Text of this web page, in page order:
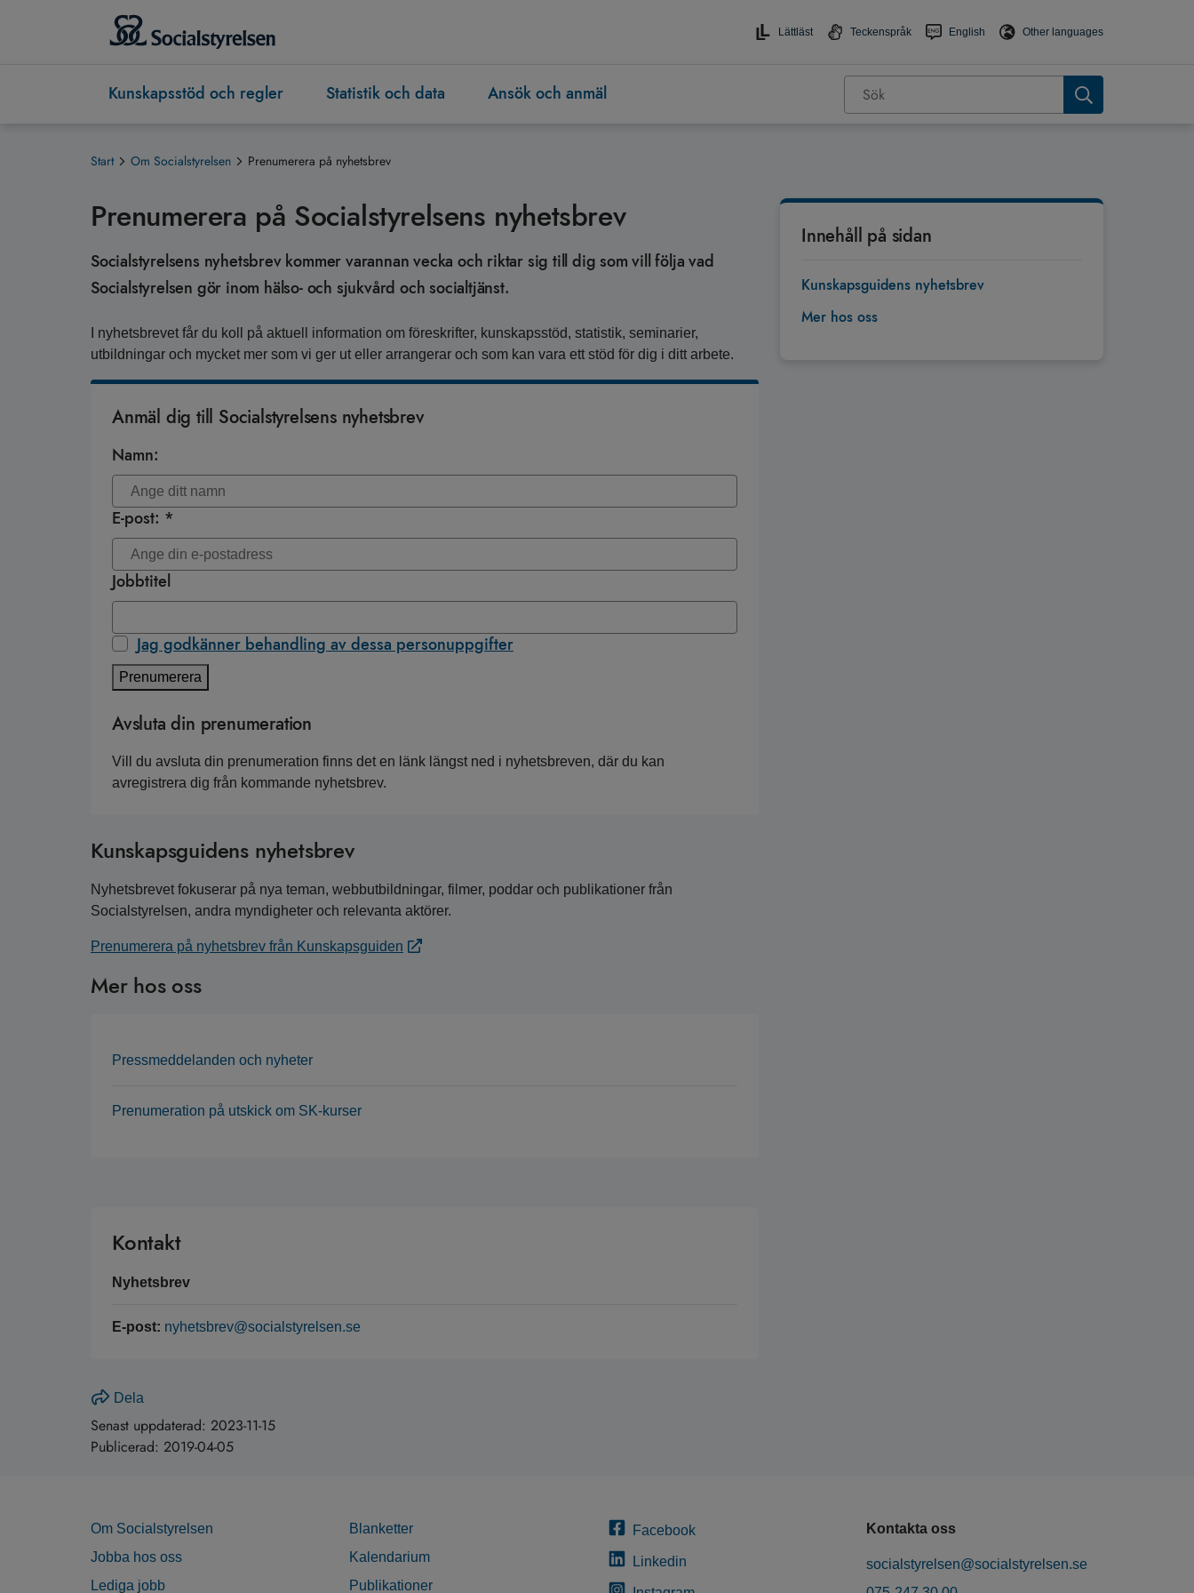
Lättläst Teckenspråk English Other languages
Kunskapsstöd och regler Statistik och data Ansök och anmäl
Start Om Socialstyrelsen Prenumerera på nyhetsbrev
Innehåll på sidan
Kunskapsguidens nyhetsbrev
Mer hos oss
Prenumerera på Socialstyrelsens nyhetsbrev
Socialstyrelsens nyhetsbrev kommer varannan vecka och riktar sig till dig som vill följa vad
Socialstyrelsen gör inom hälso- och sjukvård och socialtjänst.
I nyhetsbrevet får du koll på aktuell information om föreskrifter, kunskapsstöd, statistik, seminarier,
utbildningar och mycket mer som vi ger ut eller arrangerar och som kan vara ett stöd för dig i ditt arbete.
Anmäl dig till Socialstyrelsens nyhetsbrev
Namn:
E-post: *
Jobbtitel
Jag godkänner behandling av dessa personuppgifter
Prenumerera
Avsluta din prenumeration
Vill du avsluta din prenumeration finns det en länk längst ned i nyhetsbreven, där du kan
avregistrera dig från kommande nyhetsbrev.
Kunskapsguidens nyhetsbrev
Nyhetsbrevet fokuserar på nya teman, webbutbildningar, filmer, poddar och publikationer från
Socialstyrelsen, andra myndigheter och relevanta aktörer.
Prenumerera på nyhetsbrev från Kunskapsguiden
Mer hos oss
Pressmeddelanden och nyheter
Prenumeration på utskick om SK-kurser
Kontakt
Nyhetsbrev
E-post: nyhetsbrev@socialstyrelsen.se
Dela
Senast uppdaterad: 2023-11-15
Publicerad: 2019-04-05
Om Socialstyrelsen
Jobba hos oss
Lediga jobb
Blanketter
Kalendarium
Publikationer
Facebook
Linkedin
Kontakta oss
socialstyrelsen@socialstyrelsen.se